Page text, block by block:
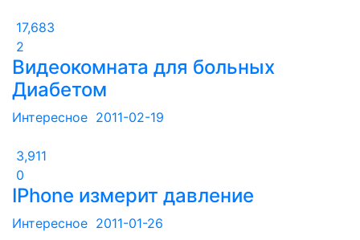
17,683
2
Видеокомната для больных
Диабетом
Интересное 2011-02-19
3,911
0
IPhone измерит давление
Интересное 2011-01-26